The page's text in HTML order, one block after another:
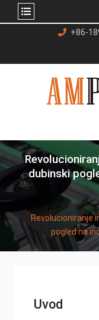
sadržaj
+86-
dubinski
Revolucioniranje
pogled na
Uvod